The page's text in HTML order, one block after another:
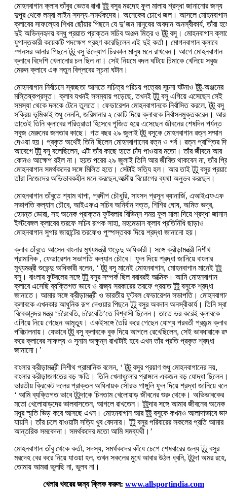
মোহনবাগান ক্লাব তাঁবুর ভেতর রাখা টুটু বসুর মরদেহ ফুল মালায় শ্রদ্ধা জানানোর জন্য
দুপুর থেকে লম্বা লাইন সদস্য-‌সমর্থকদের। অনেকের চোখে জল। আসলে মোহনবাগান
ক্লাবের সাফল্যের শিখর ছোঁয়ার পিছনে যে দু’‌জন মানুষের অবদান অনস্বীকার্য, তাঁরা
দুই অভিন্নহৃদয় বন্ধু প্রয়াত প্রাক্তন সচিব অঞ্জন মিত্র ও টুটু বসু। মোহনবাগান
যুগান্তকারী কয়েকটি পদক্ষেপ গ্রহণ করেছিলেন এই দুই কর্তা। মোগনবাগান ক্লাবে
স্পনসর আনার পিছনে টুটু বসু উদ্যোগ চিরকাল মানুষ মনে রাখবেন। আগে মোহনবাগান
ক্লাবে বিদেশি খেলানোর চল ছিল না। সেই নিয়মে বদল ঘটিয়ে চিমাকে খেলিয়ে সবুজ
মেরুন ক্লাবে এক নতুন বিপ্লবের সূচনা ঘটান।
মোহনবাগান নির্বাচনে স্বচ্ছতা আনতে সচিত্র পরিচয় পত্রের সূচনা ঘটনাও টুটু-‌অঞ্জনের
মস্তিষ্কপ্রসূত। ক্লাব যখনই সসম্যায় পড়েছে, তখনই টুটু বসু এগিয়ে এসেছেন সেই
সমস্যা থেকে দলকে টেনে তুলতে। ফেডারেশন মোহনবাগানকে নির্বাসিত করলে, টুটু বসু
সক্রিয় ভূমিকাই শুধু নেননি, জরিমানার ২ কোটি দিয়ে ক্লাবকে নির্বাসনমুক্তকরেন। আর
তাতেই তিনি ক্লাবের পরিত্রাতা হিসেবে পূজিত হয়ে এসেছেন জীবনের শেষদিন পর্যন্ত
সবুজ মেরুনের জনতার কাছে। গত বছর ২৯ জুলাই টুটু বসুকে মোহনবাগান রত্ন সম্মান
দেওয়া হয়। প্রকৃত অর্থেই তিনি ছিলেন মোহনবাগানের রত্ন ও গর্ব। রত্ন প্রাপ্তির
আবেগে টুটু বসু বলেছিলেন, এটা তাঁর কাছে হাতে চাঁদ পাওয়ার মতো। তাঁর জীবনে আর
কোনও আক্ষেপ রইল না। হয়ত পরের ২৯ জুলাই তিনি আর জীবিত থাকবেন না, তাঁর
মোহনবাগান সমর্থকদের সঙ্গে মিলিত হতে। সেটাই সত্যি হল। আর তাই টুটু বসুর
তাঁরা নিজেদের অভিভাবকহীন মনে করছেন,আত্মীয় বিয়োগের ব্যথা অনুভব করছেন।
মোহনবাগান তাঁবুতে শ্যাম থাপা, প্রদীপ চৌধুরি, সাংসদ প্রসূন ব্যানার্জি, এআইএফএফ
সভাপতি কল্যান চৌবে, আইএফএ সচিব অনির্বান দত্ত, শিশির ঘোষ, অমিত ভদ্র,
হেমন্ত ডোরা, সহ অনেক প্রাক্তন ফুটবলার বিভিন্ন সময় ফুল মালা দিয়ে শ্রদ্ধা
ইস্টবেঙ্গল ক্লাবের তরফে সচিব রূপক সাহা, মহমেডান ক্লাব প্রতিনিধি ছাড়াও
মোহনবাগান সুপার জায়ান্টের তরফেও পুস্পস্তবক দিয়ে শ্রদ্ধা জানানো হয়।
ক্লাব তাঁবুতে আসেন বাংলার মুখ্যমন্ত্রী শুভেন্দু অধিকারী। সঙ্গে ক্রীড়ামন্ত্রী নিশীথ
প্রামানিক , ফেডারেশন সভাপতি কল্যান চৌবে। ফুল দিয়ে শ্রদ্ধা জানিয়ে বাংলার
মুখ্যমন্ত্রী শুভেন্দু অধিকারী বলেন, ‘‌ টুটু বসু মানেই মোহনবাগান, মোহনবাগান মানেই টুটু
বসু। বাংলার ফুটবলের সঙ্গে টুটু বসুর সম্পর্ক ছিল বরাবরই আত্মিক। আমি মোহনবাগান
ক্লাবে এসেছি ব্যক্তিগত ভাবে ও রাজ্য সরকারের তরফে প্রয়াত টুটু বসুকে শ্রদ্ধা
জানাতে। আমার সঙ্গে ক্রীড়ামন্ত্রী ও ভারতীয় ফুটবল ফেডারেশন সভাপতি।
ক্লাবকে এখনকার আধুনিক রূপ দেওয়ার পিছনে টুটু বসুর অবদান অনস্বীকার্য। তিনি
বিবেকানন্দর মন্ত্র ‘‌চরৈবেতি, চরৈবেতি’‌তে বিশ্বাসী ছিলেন। তাতে ভর করেই ক্লাবকে
এগিয়ে নিয়ে গেছেন আমৃত্যু। একইসঙ্গে তৈরি করে গেছেন যোগ্য পরবর্তী প্রজন্ম ক্লাব
পরিচালনায়। যেভাবে টুটু বসু ক্লাবকে বুক দিয়ে আগলে রেখেছিলেন, সেই ভাবধারাকে
করে ক্লাবের সাফল্য ও সুনাম অক্ষুন্ন রাখাটাই হবে এখন তাঁর প্রতি প্রকৃত শ্রদ্ধা
জানানো।’‌
বাংলার ক্রীড়ামন্ত্রী নিশীথ প্রামানিক বলেন, ‘‌ টুটু বসুর প্রয়াণ শুধু মোহনবাগানের নয়,
বাংলার ক্রীড়াজগতের বড় ক্ষতি। তিনি খেলাধুলোর প্রাঙ্গনে একজন বড় যোদ্ধা
ভারতীয় ক্রিকেট দলের প্রাক্তন অধিনায়ক সৌরভ গাঙ্গুলি ফুল দিয়ে শ্রদ্ধা জানিয়ে
‘‌ আমি ব্যক্তিগত ভাবে টুটুদাকে চিনতাম খেলোয়াড় জীবনের শুরু থেকে। অভিভাবকের
মতো খেলোয়াড়দের ভালবাসতেন, আগলে রাখতেন। টুটুদার সঙ্গে আমার জীবনের অনেক
মধুর স্মৃতি ভিড় করে আসছে এখন। মোহনবাগান আর টুটু বসুকে কখনও আলাদাভাবে
যায়নি। তাঁর চলে যাওয়াটা সত্যি খুব বেদনার। টুটু বসুর পরিবারের সকলের প্রতি আমার
আন্তরিক সমবেদনা। সমর্থকদের মতো আমি সমব্যথী।’‌
মোহনবাগান তাঁবু থেকে কর্তা, সদস্য, সমর্থকদের কাঁধে চেপে শেষবারের জন্য টুটু বসুর
মরদেহ বের করে নিয়ে যাওয়া হল, তখন সকলের মুখে আবার উঠল ধ্বনি, টুটুদা অমর রহে,
তোমায় আমরা ভুলছি না, ভুলব না।
খেলার খবরের জন্য ক্লিক করুন: www.allsportindia.com